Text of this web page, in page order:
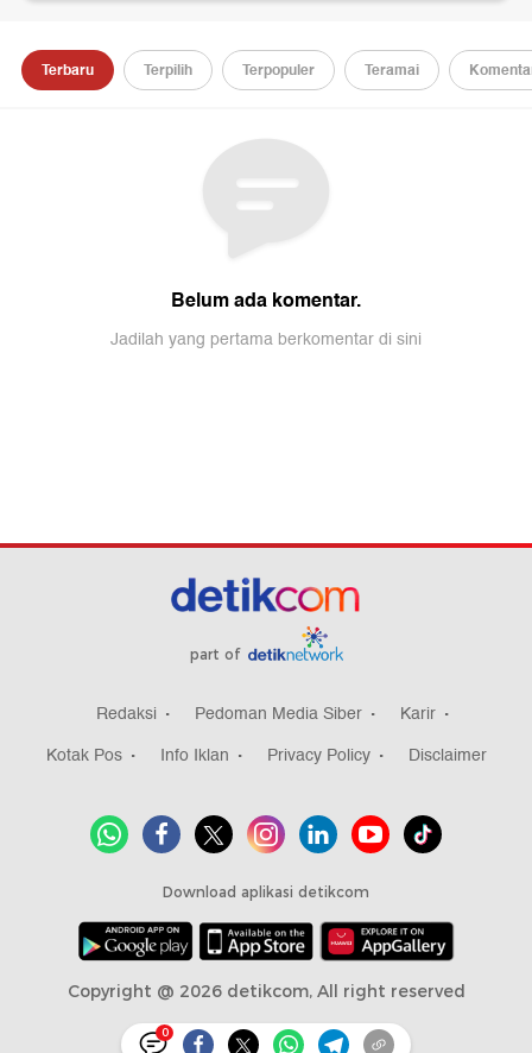
0
part of
Redaksi Pedoman Media Siber
Karir
Kotak Pos
Info Iklan Privacy Policy Disclaimer
Download aplikasi detikcom
Copyright @ 2026 detikcom, All right reserved